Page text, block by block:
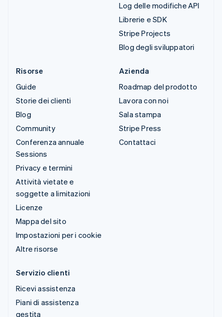
Log delle modifiche API
Librerie e SDK
Stripe Projects
Blog degli sviluppatori
Risorse
Guide
Storie dei clienti
Blog
Community
Conferenza annuale
Sessions
Privacy e termini
Attività vietate e
soggette a limitazioni
Licenze
Mappa del sito
Impostazioni per i cookie
Altre risorse
Azienda
Roadmap del prodotto
Lavora con noi
Sala stampa
Stripe Press
Contattaci
Servizio clienti
Ricevi assistenza
Piani di assistenza
gestita